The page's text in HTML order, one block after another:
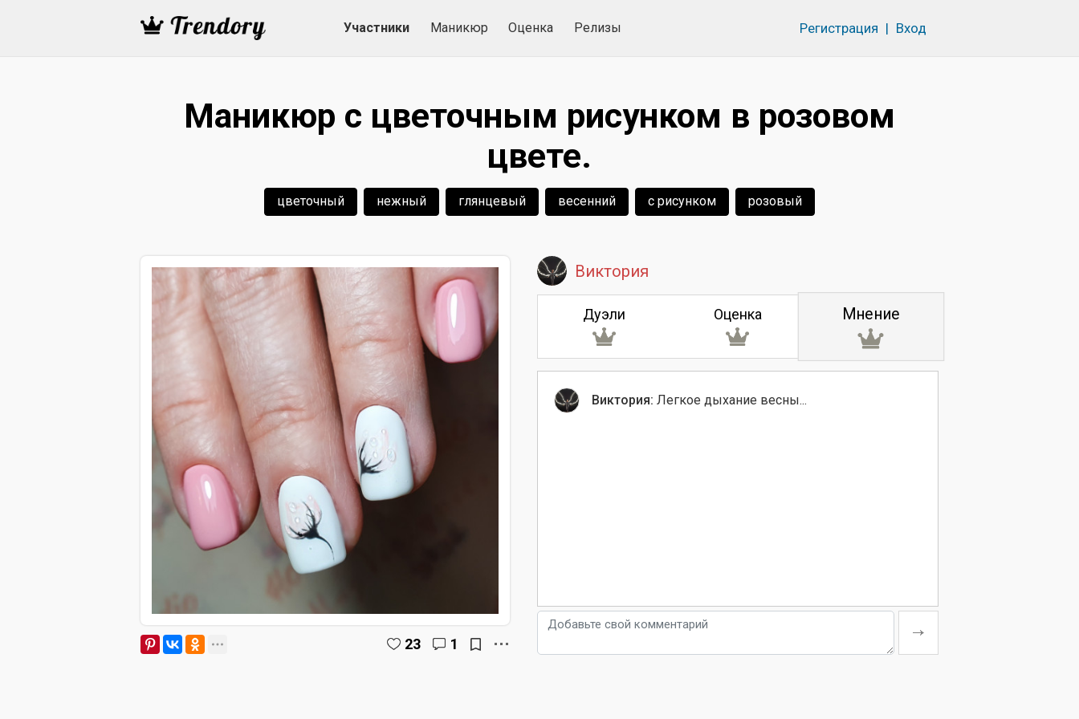
Участники Маникюр Оценка Релизы Регистрация | Вход
Маникюр с цветочным рисунком в розовом
цвете.
цветочный нежный глянцевый весенний с рисунком розовый
23 1
Виктория
Дуэли Оценка Мнение
Виктория: Легкое дыхание весны...